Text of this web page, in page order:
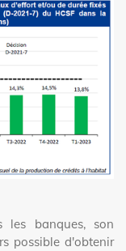
les banques, son
possible d'obtenir